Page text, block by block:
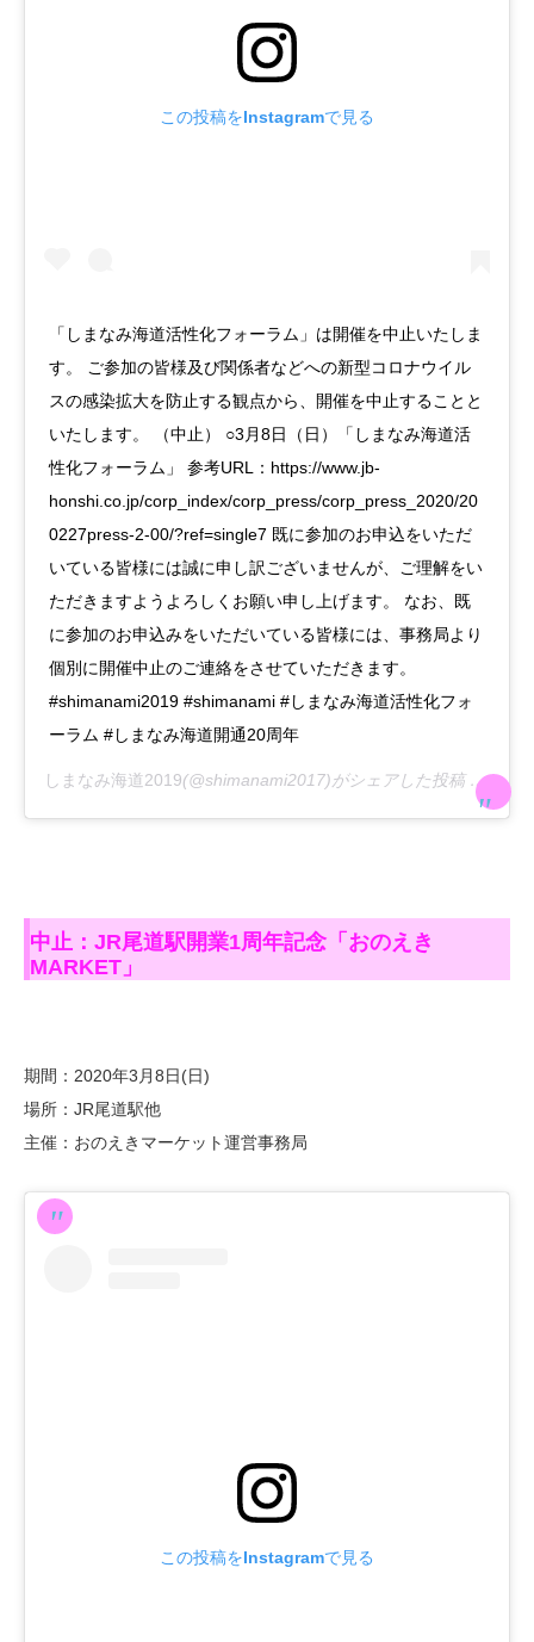
この投稿をInstagramで見る
「しまなみ海道活性化フォーラム」は開催を中止いたしま
す。 ご参加の皆様及び関係者などへの新型コロナウイル
スの感染拡大を防止する観点から、開催を中止することと
いたします。 （中止） ○3月8日（日）「しまなみ海道活
性化フォーラム」 参考URL：https://www.jb-
honshi.co.jp/corp_index/corp_press/corp_press_2020/20
0227press-2-00/?ref=single7 既に参加のお申込をいただ
いている皆様には誠に申し訳ございませんが、ご理解をい
ただきますようよろしくお願い申し上げます。 なお、既
に参加のお申込みをいただいている皆様には、事務局より
個別に開催中止のご連絡をさせていただきます。
#shimanami2019 #shimanami #しまなみ海道活性化フォ
ーラム #しまなみ海道開通20周年
しまなみ海道2019(@shimanami2017)がシェアした投稿 – 2020
中止：JR尾道駅開業1周年記念「おのえき
MARKET」
期間：2020年3月8日(日)
場所：JR尾道駅他
主催：おのえきマーケット運営事務局
この投稿をInstagramで見る